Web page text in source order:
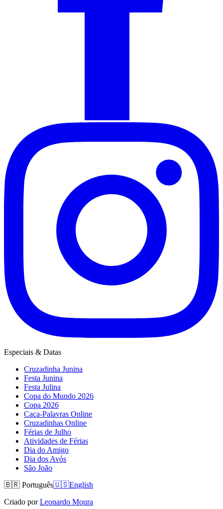
Especiais & Datas
Cruzadinha Junina
Festa Junina
Festa Julina
Copa do Mundo 2026
Copa 2026
Caça-Palavras Online
Cruzadinhas Online
Férias de Julho
Atividades de Férias
Dia do Amigo
Dia dos Avós
São João
🇧🇷 Português🇺🇸English
Criado por Leonardo Moura